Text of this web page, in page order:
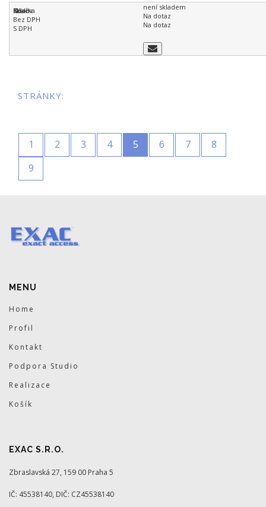
není skladem
Na dotaz
Na dotaz
STRÁNKY:
1 2 3 4 5 6 7
8
9
MENU
Home
Profil
Kontakt
Podpora Studio
Realizace
Košík
EXAC S.R.O.
Zbraslavská 27, 159 00 Praha 5
IČ: 45538140, DIČ: CZ45538140